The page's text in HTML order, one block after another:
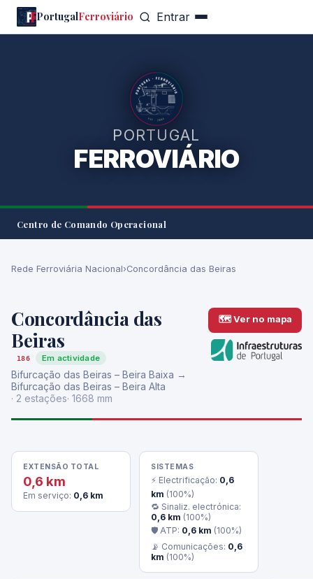
PortugalFerroviário Entrar
PORTUGAL
FERROVIÁRIO
Centro de Comando Operacional
Rede Ferroviária Nacional›Concordância das Beiras
Concordância das
Beiras
186 Em actividade
Bifurcação das Beiras – Beira Baixa →
Bifurcação das Beiras – Beira Alta
· 2 estações· 1668 mm
🗺 Ver no mapa
EXTENSÃO TOTAL
0,6 km
Em serviço: 0,6 km
SISTEMAS
⚡ Electrificação: 0,6
km (100%)
🔁 Sinaliz. electrónica:
0,6 km (100%)
🛡 ATP: 0,6 km (100%)
📡 Comunicações: 0,6
km (100%)